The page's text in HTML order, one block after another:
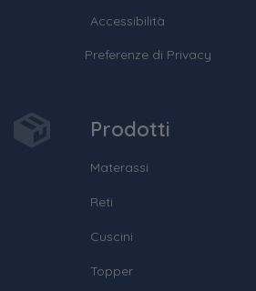
Accessibilità
Preferenze di Privacy
Prodotti
Materassi
Reti
Cuscini
Topper